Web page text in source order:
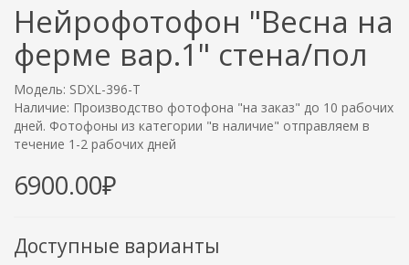
Нейрофотофон "Весна на
ферме вар.1" стена/пол
Модель: SDXL-396-T
Наличие: Производство фотофона "на заказ" до 10 рабочих
дней. Фотофоны из категории "в наличие" отправляем в
течение 1-2 рабочих дней
6900.00₽
Доступные варианты